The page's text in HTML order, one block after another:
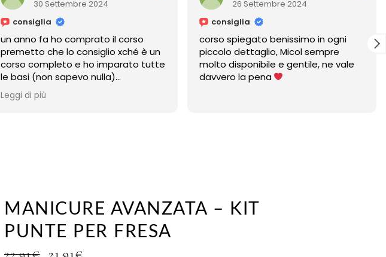
30 Settembre 2024
consiglia
un anno fa ho comprato il corso
premetto che lo consiglio xché è un
corso completo e ho imparato tutte
le basi (non sapevo nulla)
ma la cosa più bella è che micol è
sempre disponibile
Leggi di più
26 Settembre 2024
consiglia
corso spiegato benissimo in ogni
piccolo dettaglio, Micol sempre
molto disponibile e gentile, ne vale
davvero la pena
MANICURE AVANZATA – KIT
PUNTE PER FRESA
IL